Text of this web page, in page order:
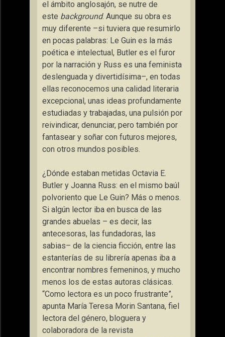
el ámbito anglosajón, se nutre de
este background. Aunque su obra es
muy diferente –si tuviera que resumirlo
en pocas palabras: Le Guin es la más
poética e intelectual, Butler es el furor
por la narración y Russ es una feminista
deslenguada y divertidísima–, en todas
ellas reconocemos una calidad literaria
excepcional, unas ideas profundamente
estudiadas y trabajadas, una pulsión por
reivindicar, denunciar, pero también por
fantasear y soñar con futuros mejores,
con otros mundos posibles.
¿Dónde estaban metidas Octavia E.
Butler y Joanna Russ: en el mismo baúl
polvoriento que Le Guin? Más o menos.
Si algún lector iba en busca de las
grandes abuelas – es decir, las
antecesoras, las fundadoras, las
sabias– de la ciencia ficción, entre las
estanterías de su librería apenas iba a
encontrar nombres femeninos, y mucho
menos los de estas autoras clásicas.
“Como lectora es un poco frustrante”,
apunta María Teresa Morin Santana, fiel
lectora del género, bloguera y
colaboradora de la revista